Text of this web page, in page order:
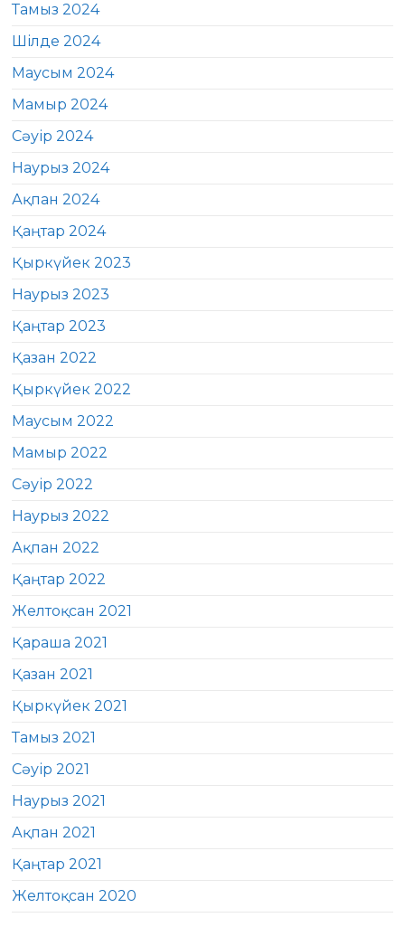
Тамыз 2024
Шілде 2024
Маусым 2024
Мамыр 2024
Сәуір 2024
Наурыз 2024
Ақпан 2024
Қаңтар 2024
Қыркүйек 2023
Наурыз 2023
Қаңтар 2023
Қазан 2022
Қыркүйек 2022
Маусым 2022
Мамыр 2022
Сәуір 2022
Наурыз 2022
Ақпан 2022
Қаңтар 2022
Желтоқсан 2021
Қараша 2021
Қазан 2021
Қыркүйек 2021
Тамыз 2021
Сәуір 2021
Наурыз 2021
Ақпан 2021
Қаңтар 2021
Желтоқсан 2020